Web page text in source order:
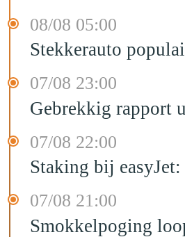
08/08 05:00
Stekkerauto
07/08 23:00
Gebrekkig rapport
07/08 22:00
Staking bij
07/08 21:00
Smokkelpoging